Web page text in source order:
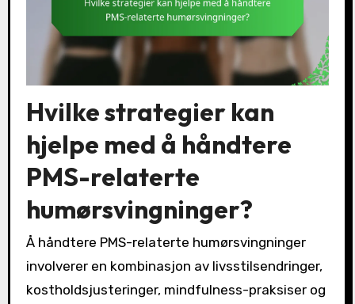
Hvilke strategier kan
hjelpe med å håndtere
PMS-relaterte
humørsvingninger?
Å håndtere PMS-relaterte humørsvingninger
involverer en kombinasjon av livsstilsendringer,
kostholdsjusteringer, mindfulness-praksiser og